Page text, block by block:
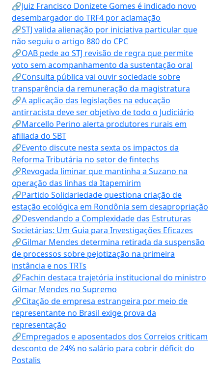
🔗Juiz Francisco Donizete Gomes é indicado novo
desembargador do TRF4 por aclamação
🔗STJ valida alienação por iniciativa particular que
não seguiu o artigo 880 do CPC
🔗OAB pede ao STJ revisão de regra que permite
voto sem acompanhamento da sustentação oral
🔗Consulta pública vai ouvir sociedade sobre
transparência da remuneração da magistratura
🔗A aplicação das legislações na educação
antirracista deve ser objetivo de todo o Judiciário
🔗Marcello Perino alerta produtores rurais em
afiliada do SBT
🔗Evento discute nesta sexta os impactos da
Reforma Tributária no setor de fintechs
🔗Revogada liminar que mantinha a Suzano na
operação das linhas da Itapemirim
🔗Partido Solidariedade questiona criação de
estação ecológica em Rondônia sem desapropriação
🔗Desvendando a Complexidade das Estruturas
Societárias: Um Guia para Investigações Eficazes
🔗Gilmar Mendes determina retirada da suspensão
de processos sobre pejotização na primeira
instância e nos TRTs
🔗Fachin destaca trajetória institucional do ministro
Gilmar Mendes no Supremo
🔗Citação de empresa estrangeira por meio de
representante no Brasil exige prova da
representação
🔗Empregados e aposentados dos Correios criticam
desconto de 24% no salário para cobrir déficit do
Postalis